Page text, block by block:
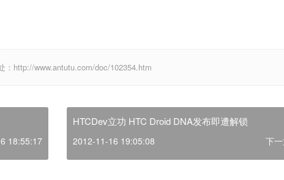
：http://www.antutu.com/doc/102354.htm
18:55:17
HTCDev立功 HTC Droid DNA发布即遭解锁
2012-11-16 19:05:08 下